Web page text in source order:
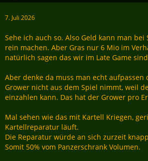
7. Juli 2026
Sehe ich auch so. Also Geld kann man bei
rein machen. Aber Gras nur 6 Mio im
natürlich sagen das wir im Late Game
Aber denke da muss man echt aufpassen
Grower nicht aus dem Spiel nimmt, weil
einzahlen kann. Das hat der Grower pro
Mal sehen wie das mit Kartell Kriegen,
Kartellreparatur läuft.
Die Reparatur würde an sich zurzeit
Somit 50% vom Panzerschrank Volumen.